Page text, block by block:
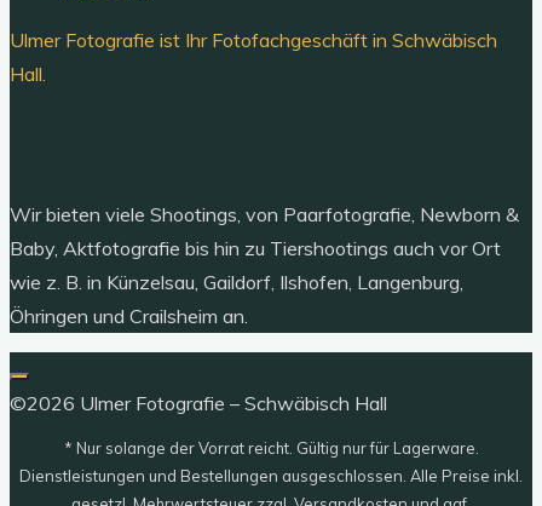
Ulmer Fotografie ist Ihr Fotofachgeschäft in Schwäbisch
Hall.
Wir bieten viele Shootings, von Paarfotografie, Newborn &
Baby, Aktfotografie bis hin zu Tiershootings auch vor Ort
wie z. B. in Künzelsau, Gaildorf, Ilshofen, Langenburg,
Öhringen und Crailsheim an.
©2026 Ulmer Fotografie – Schwäbisch Hall
* Nur solange der Vorrat reicht. Gültig nur für Lagerware.
Dienstleistungen und Bestellungen ausgeschlossen. Alle Preise inkl.